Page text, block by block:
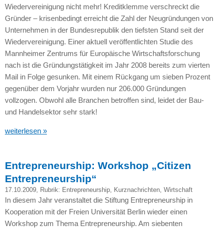
Wiedervereinigung nicht mehr! Kreditklemme verschreckt die
Gründer – krisenbedingt erreicht die Zahl der Neugründungen von
Unternehmen in der Bundesrepublik den tiefsten Stand seit der
Wiedervereinigung. Einer aktuell veröffentlichten Studie des
Mannheimer Zentrums für Europäische Wirtschaftsforschung
nach ist die Gründungstätigkeit im Jahr 2008 bereits zum vierten
Mail in Folge gesunken. Mit einem Rückgang um sieben Prozent
gegenüber dem Vorjahr wurden nur 206.000 Gründungen
vollzogen. Obwohl alle Branchen betroffen sind, leidet der Bau-
und Handelsektor sehr stark!
weiterlesen »
Entrepreneurship: Workshop „Citizen
Entrepreneurship“
17.10.2009, Rubrik: Entrepreneurship, Kurznachrichten, Wirtschaft
In diesem Jahr veranstaltet die Stiftung Entrepreneurship in
Kooperation mit der Freien Universität Berlin wieder einen
Workshop zum Thema Entrepreneurship. Am siebenten